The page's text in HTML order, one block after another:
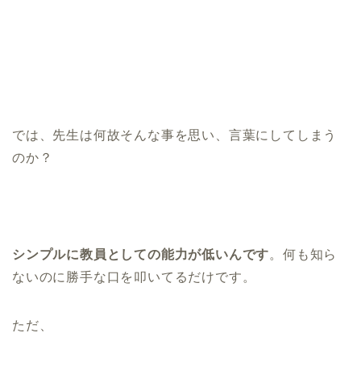
では、先生は何故そんな事を思い、言葉にしてしまう
のか？
シンプルに教員としての能力が低いんです。何も知ら
ないのに勝手な口を叩いてるだけです。
ただ、